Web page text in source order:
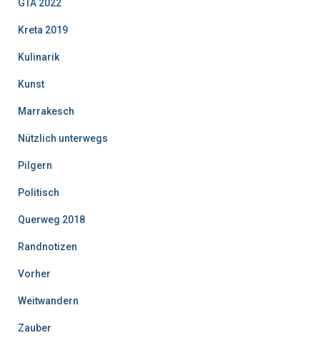
GTA 2022
Kreta 2019
Kulinarik
Kunst
Marrakesch
Nützlich unterwegs
Pilgern
Politisch
Querweg 2018
Randnotizen
Vorher
Weitwandern
Zauber